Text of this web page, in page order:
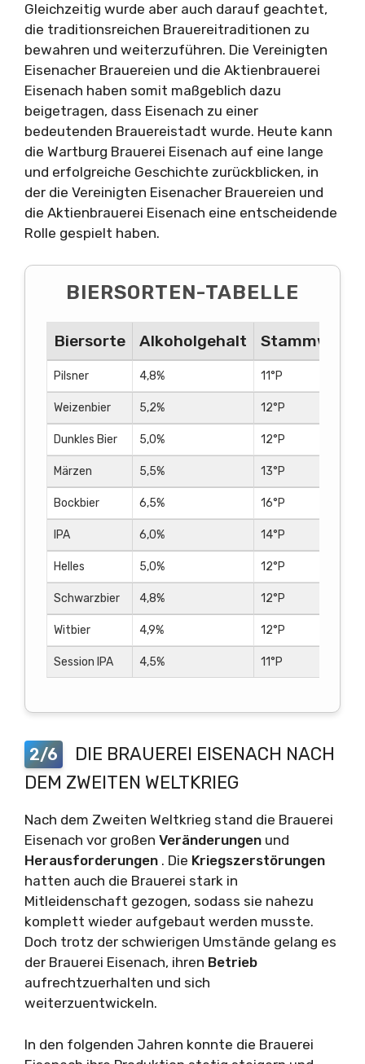
Gleichzeitig wurde aber auch darauf geachtet,
die traditionsreichen Brauereitraditionen zu
bewahren und weiterzuführen. Die Vereinigten
Eisenacher Brauereien und die Aktienbrauerei
Eisenach haben somit maßgeblich dazu
beigetragen, dass Eisenach zu einer
bedeutenden Brauereistadt wurde. Heute kann
die Wartburg Brauerei Eisenach auf eine lange
und erfolgreiche Geschichte zurückblicken, in
der die Vereinigten Eisenacher Brauereien und
die Aktienbrauerei Eisenach eine entscheidende
Rolle gespielt haben.
BIERSORTEN-TABELLE
Biersorte Alkoholgehalt Stammwürze
Pilsner 4,8% 11°P
Weizenbier 5,2% 12°P
Dunkles Bier 5,0% 12°P
Märzen 5,5% 13°P
Bockbier 6,5% 16°P
IPA 6,0% 14°P
Helles 5,0% 12°P
Schwarzbier 4,8% 12°P
Witbier 4,9% 12°P
Session IPA 4,5% 11°P
2/6
DIE BRAUEREI EISENACH NACH
DEM ZWEITEN WELTKRIEG
Nach dem Zweiten Weltkrieg stand die Brauerei
Eisenach vor großen Veränderungen und
Herausforderungen . Die Kriegszerstörungen
hatten auch die Brauerei stark in
Mitleidenschaft gezogen, sodass sie nahezu
komplett wieder aufgebaut werden musste.
Doch trotz der schwierigen Umstände gelang es
der Brauerei Eisenach, ihren Betrieb
aufrechtzuerhalten und sich
weiterzuentwickeln.
In den folgenden Jahren konnte die Brauerei